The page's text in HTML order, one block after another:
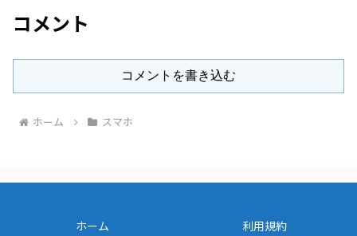
コメント
コメントを書き込む
ホーム スマホ
ホーム
利用規約